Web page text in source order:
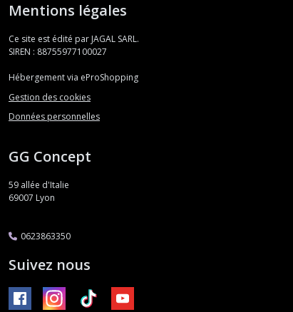
Mentions légales
Ce site est édité par JAGAL SARL.
SIREN : 88755977100027
Hébergement via eProShopping
Gestion des cookies
Données personnelles
GG Concept
59 allée d'Italie
69007 Lyon
0623863350
Suivez nous